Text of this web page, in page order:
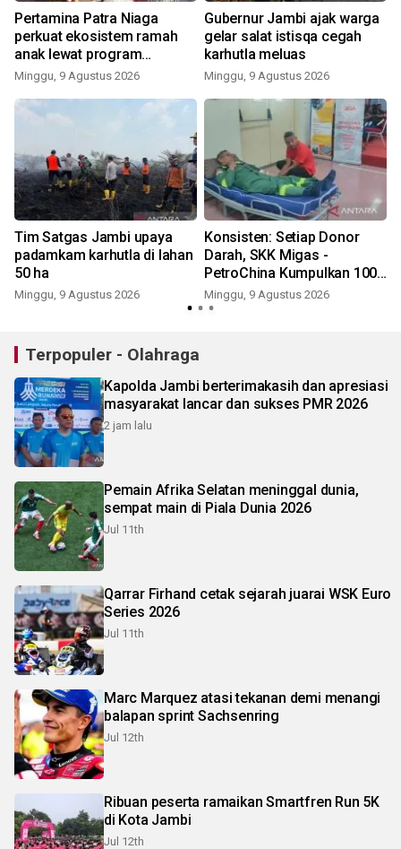
Pertamina Patra Niaga
perkuat ekosistem ramah
anak lewat program
'Tamasya'
Minggu, 9 Agustus 2026
Gubernur Jambi ajak warga
gelar salat istisqa cegah
karhutla meluas
Minggu, 9 Agustus 2026
Tim Satgas Jambi upaya
padamkam karhutla di lahan
50 ha
Minggu, 9 Agustus 2026
Konsisten: Setiap Donor
Darah, SKK Migas -
PetroChina Kumpulkan 100+
Kantong
Minggu, 9 Agustus 2026
Terpopuler - Olahraga
Kapolda Jambi berterimakasih dan apresiasi
masyarakat lancar dan sukses PMR 2026
2 jam lalu
Pemain Afrika Selatan meninggal dunia,
sempat main di Piala Dunia 2026
Jul 11th
Qarrar Firhand cetak sejarah juarai WSK Euro
Series 2026
Jul 11th
Marc Marquez atasi tekanan demi menangi
balapan sprint Sachsenring
Jul 12th
Ribuan peserta ramaikan Smartfren Run 5K
di Kota Jambi
Jul 12th